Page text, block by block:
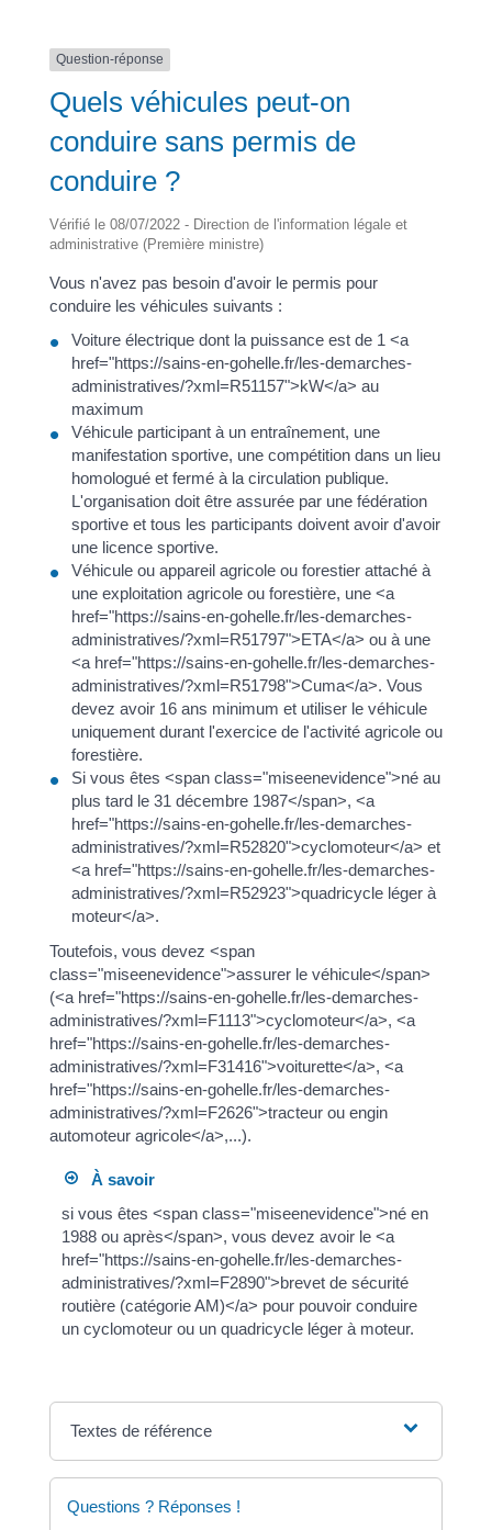
Question-réponse
Quels véhicules peut-on
conduire sans permis de
conduire ?
Vérifié le 08/07/2022 - Direction de l'information légale et
administrative (Première ministre)
Vous n'avez pas besoin d'avoir le permis pour
conduire les véhicules suivants :
Voiture électrique dont la puissance est de 1 <a
href="https://sains-en-gohelle.fr/les-demarches-
administratives/?xml=R51157">kW</a> au
maximum
Véhicule participant à un entraînement, une
manifestation sportive, une compétition dans un lieu
homologué et fermé à la circulation publique.
L'organisation doit être assurée par une fédération
sportive et tous les participants doivent avoir d'avoir
une licence sportive.
Véhicule ou appareil agricole ou forestier attaché à
une exploitation agricole ou forestière, une <a
href="https://sains-en-gohelle.fr/les-demarches-
administratives/?xml=R51797">ETA</a> ou à une
<a href="https://sains-en-gohelle.fr/les-demarches-
administratives/?xml=R51798">Cuma</a>. Vous
devez avoir 16 ans minimum et utiliser le véhicule
uniquement durant l'exercice de l'activité agricole ou
forestière.
Si vous êtes <span class="miseenevidence">né au
plus tard le 31 décembre 1987</span>, <a
href="https://sains-en-gohelle.fr/les-demarches-
administratives/?xml=R52820">cyclomoteur</a> et
<a href="https://sains-en-gohelle.fr/les-demarches-
administratives/?xml=R52923">quadricycle léger à
moteur</a>.
Toutefois, vous devez <span
class="miseenevidence">assurer le véhicule</span>
(<a href="https://sains-en-gohelle.fr/les-demarches-
administratives/?xml=F1113">cyclomoteur</a>, <a
href="https://sains-en-gohelle.fr/les-demarches-
administratives/?xml=F31416">voiturette</a>, <a
href="https://sains-en-gohelle.fr/les-demarches-
administratives/?xml=F2626">tracteur ou engin
automoteur agricole</a>,...).
À savoir
si vous êtes <span class="miseenevidence">né en
1988 ou après</span>, vous devez avoir le <a
href="https://sains-en-gohelle.fr/les-demarches-
administratives/?xml=F2890">brevet de sécurité
routière (catégorie AM)</a> pour pouvoir conduire
un cyclomoteur ou un quadricycle léger à moteur.
Textes de référence
Questions ? Réponses !